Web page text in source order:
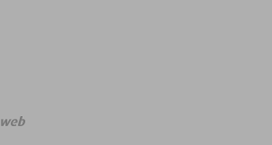
TourWeb